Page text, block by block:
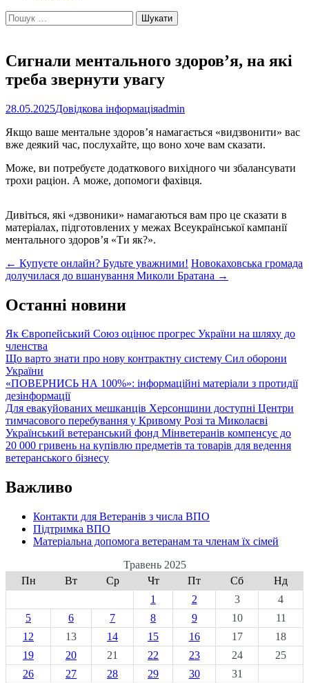
Пошук:
Сигнали ментального здоров’я, на які
треба звернути увагу
28.05.2025Довідкова інформаціяadmin
Якщо ваше ментальне здоров’я намагається «видзвонити» вас
вже деякий час, послухайте, що воно хоче вам сказати.
Може, ви потребуєте додаткового вихідного чи збалансувати
трохи раціон. А може, допомоги фахівця.
Дивіться, які «дзвоники» намагаються вам про це сказати в
матеріалах, підготовлених у межах Всеукраїнської кампанії
ментального здоров’я «Ти як?».
Post
navigation
← Купуєте онлайн? Будьте уважними! Новокаховська громада
долучилася до вшанування Миколи Братана →
Останні новини
Як Європейський Союз оцінює прогрес України на шляху до
членства
Що варто знати про нову контрактну систему Сил оборони
України
«ПОВЕРНИСЬ НА 100%»: інформаційні матеріали з протидії
дезінформації
Для евакуйованих мешканців Херсонщини доступні Центри
тимчасового перебування у Кривому Розі та Миколаєві
Український ветеранський фонд Мінветеранів компенсує до
20 000 гривень на купівлю предметів та товарів для ведення
ветеранського бізнесу
Важливо
Контакти для Ветеранів з числа ВПО
Підтримка ВПО
Матеріальна допомога ветеранам та членам їх сімей
Травень 2025
Пн
Вт Ср Чт Пт Сб
Нд
1
2 3
4
5
6 7 8 9 10
11
12
13 14 15 16 17
18
19
20 21 22 23 24
25
26
27 28 29 30
31